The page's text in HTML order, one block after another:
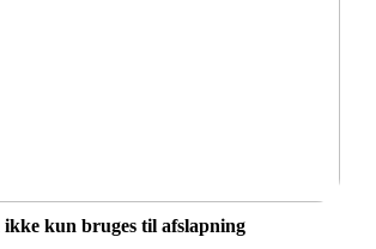
kun bruges til afslapning